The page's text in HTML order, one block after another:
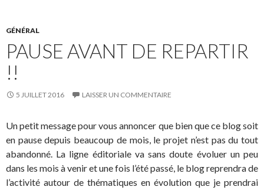
GÉNÉRAL
PAUSE AVANT DE REPARTIR
!!
5 JUILLET 2016 LAISSER UN COMMENTAIRE
Un petit message pour vous annoncer que bien que ce blog soit
en pause depuis beaucoup de mois, le projet n’est pas du tout
abandonné. La ligne éditoriale va sans doute évoluer un peu
dans les mois à venir et une fois l’été passé, le blog reprendra de
l’activité autour de thématiques en évolution que je prendrai